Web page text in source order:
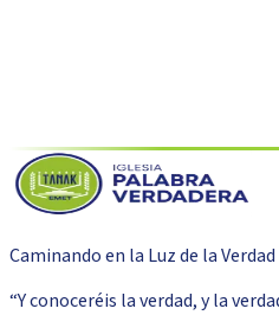
Caminando en la Luz de la Verdad
“Y conoceréis la verdad, y la